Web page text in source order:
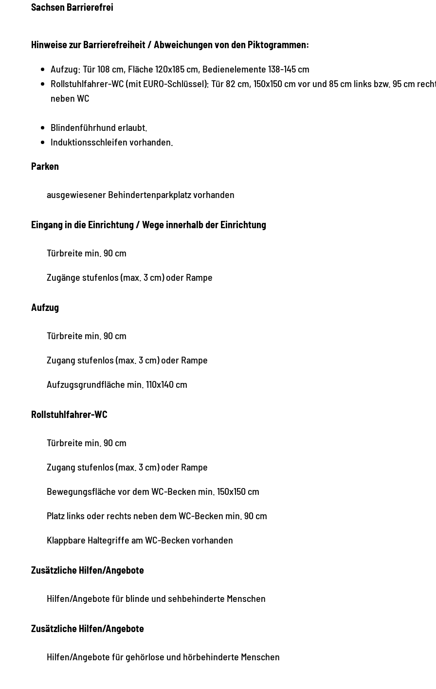
Sachsen Barrierefrei
Hinweise zur Barrierefreiheit / Abweichungen von den Piktogrammen:
Aufzug: Tür 108 cm, Fläche 120x185 cm, Bedienelemente 138-145 cm
Rollstuhlfahrer-WC (mit EURO-Schlüssel): Tür 82 cm, 150x150 cm vor und 85 cm links bzw. 95 cm
neben WC
Blindenführhund erlaubt.
Induktionsschleifen vorhanden.
Parken
ausgewiesener Behindertenparkplatz vorhanden
Eingang in die Einrichtung / Wege innerhalb der Einrichtung
Türbreite min. 90 cm
Zugänge stufenlos (max. 3 cm) oder Rampe
Aufzug
Türbreite min. 90 cm
Zugang stufenlos (max. 3 cm) oder Rampe
Aufzugsgrundfläche min. 110x140 cm
Rollstuhlfahrer-WC
Türbreite min. 90 cm
Zugang stufenlos (max. 3 cm) oder Rampe
Bewegungsfläche vor dem WC-Becken min. 150x150 cm
Platz links oder rechts neben dem WC-Becken min. 90 cm
Klappbare Haltegriffe am WC-Becken vorhanden
Zusätzliche Hilfen/Angebote
Hilfen/Angebote für blinde und sehbehinderte Menschen
Zusätzliche Hilfen/Angebote
Hilfen/Angebote für gehörlose und hörbehinderte Menschen